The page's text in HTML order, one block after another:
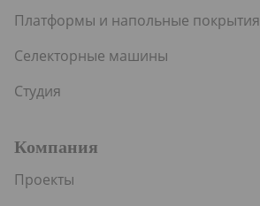
Платформы и напольные покрытия
Селекторные машины
Студия
Компания
Проекты